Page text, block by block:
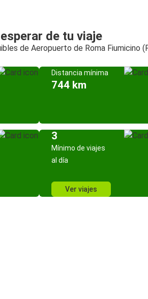
de tu viaje
de Aeropuerto de Roma Fiumicino
Distancia mínima
744 km
3
Mínimo de viajes
al día
Ver viajes